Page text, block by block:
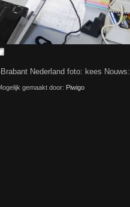
Nederland foto: kees Nouws:
gemaakt door: Piwigo